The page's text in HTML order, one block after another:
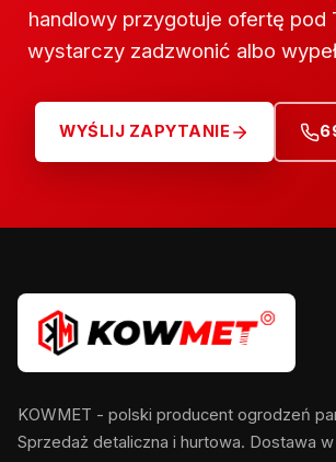
handlowy przygotuje ofertę pod
wystarczy zadzwonić albo
WYŚLIJ ZAPYTANIE
KOWMET - polski producent ogrodzeń
Sprzedaż detaliczna i hurtowa. Dostawa w